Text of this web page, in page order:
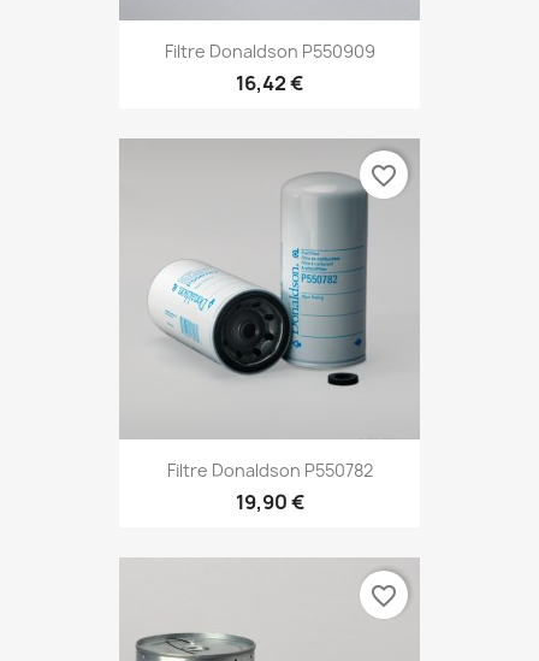
Filtre Donaldson P550909
16,42 €
Filtre Donaldson P550782
19,90 €
favorite_border
favorite_border